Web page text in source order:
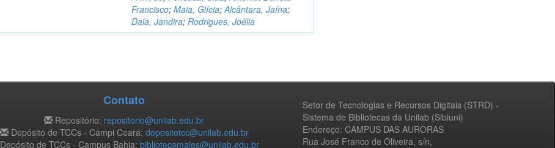
Francisco;Maia, Glícia;Alcântara, Jaína;
Dala, Jandira;Rodrigues, Joélia
Setor de Tecnologias e Recursos Digitais (STRD) -
Sistema de Bibliotecas da Unilab (Sibiuni)
Endereço: CAMPUS DAS AURORAS
Rua José Franco de Oliveira, s/n,
Contato
Repositório: repositorio@unilab.edu.br
Depósito de TCCs - Campi Ceará: depositotcc@unilab.edu.br
Depósito de TCCs - Campus Bahia: bibliotecamales@unilab.edu.br